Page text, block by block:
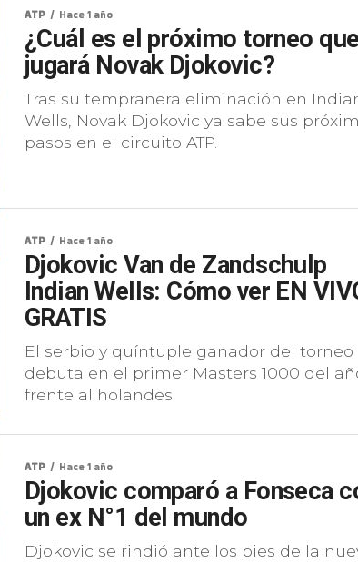
ATP Hace 1 año
¿Cuál es el próximo torneo que
jugará Novak Djokovic?
Tras su tempranera eliminación en
Wells, Novak Djokovic ya sabe sus
pasos en el circuito ATP.
ATP Hace 1 año
Djokovic Van de Zandschulp
Indian Wells: Cómo ver EN
GRATIS
El serbio y quíntuple ganador del torneo
debuta en el primer Masters 1000 del
frente al holandes.
ATP Hace 1 año
Djokovic comparó a Fonseca
un ex N°1 del mundo
Djokovic se rindió ante los pies de la